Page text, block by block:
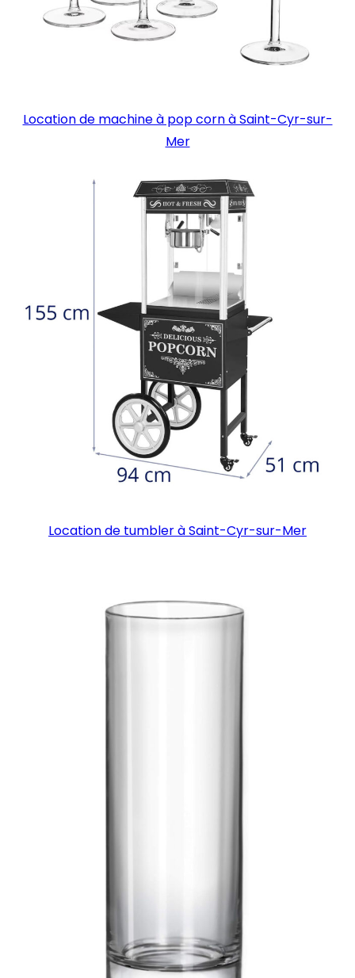
Location de machine à pop corn à Saint-Cyr-sur-
Mer
Location de tumbler à Saint-Cyr-sur-Mer